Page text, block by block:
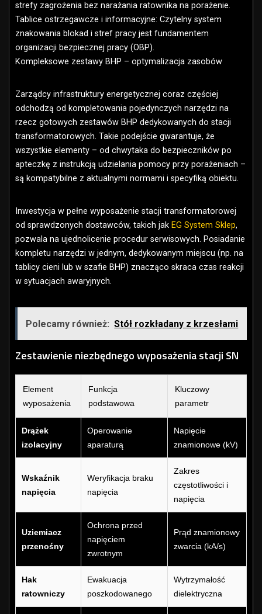
strefy zagrożenia bez narażania ratownika na porażenie.
Tablice ostrzegawcze i informacyjne: Czytelny system
znakowania blokad i stref pracy jest fundamentem
organizacji bezpiecznej pracy (OBP).
Kompleksowe zestawy BHP – optymalizacja zasobów
Zarządcy infrastruktury energetycznej coraz częściej
odchodzą od kompletowania pojedynczych narzędzi na
rzecz gotowych zestawów BHP dedykowanych do stacji
transformatorowych. Takie podejście gwarantuje, że
wszystkie elementy – od chwytaka do bezpieczników po
apteczkę z instrukcją udzielania pomocy przy porażeniach –
są kompatybilne z aktualnymi normami i specyfiką obiektu.
Inwestycja w pełne wyposażenie stacji transformatorowej
od sprawdzonych dostawców, takich jak EG System Sklep,
pozwala na ujednolicenie procedur serwisowych. Posiadanie
kompletu narzędzi w jednym, dedykowanym miejscu (np. na
tablicy cieni lub w szafie BHP) znacząco skraca czas reakcji
w sytuacjach awaryjnych.
Polecamy również: Stół rozkładany z krzesłami
Zestawienie niezbędnego wyposażenia stacji SN
Element
wyposażenia
Funkcja
podstawowa
Kluczowy
parametr
Drążek
izolacyjny
Operowanie
aparaturą
Napięcie
znamionowe (kV)
Wskaźnik
napięcia
Weryfikacja braku
napięcia
Zakres
częstotliwości i
napięcia
Uziemiacz
przenośny
Ochrona przed
napięciem
zwrotnym
Prąd znamionowy
zwarcia (kA/s)
Hak
ratowniczy
Ewakuacja
poszkodowanego
Wytrzymałość
dielektryczna